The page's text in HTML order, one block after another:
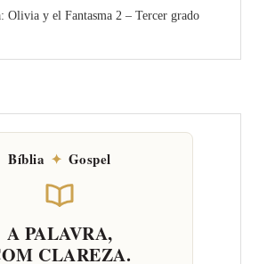
Olivia y el Fantasma 2 – Tercer grado
Bíblia ✦ Gospel
A PALAVRA,
CLAREZA.